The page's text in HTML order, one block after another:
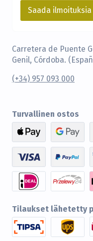
Carretera de Puente
Genil, Córdoba.
(+34) 957 093 000
Turvallinen ostos
Tilaukset lähetetty